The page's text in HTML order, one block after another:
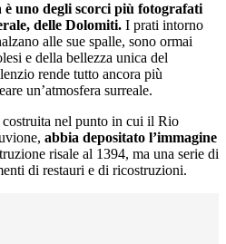
è uno degli scorci più fotografati
delle Dolomiti. I prati intorno
alle sue spalle, sono ormai
e della bellezza unica del
rende tutto ancora più
un’atmosfera surreale.
costruita nel punto in cui il Rio
abbia depositato l’immagine
risale al 1394, ma una serie di
di restauri e di ricostruzioni.